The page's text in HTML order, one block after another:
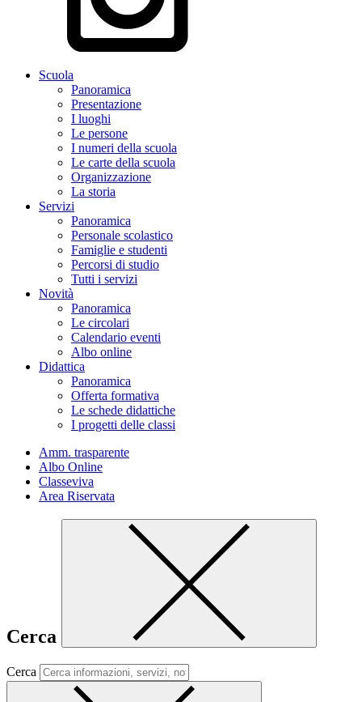
Scuola
Panoramica
Presentazione
I luoghi
Le persone
I numeri della scuola
Le carte della scuola
Organizzazione
La storia
Servizi
Panoramica
Personale scolastico
Famiglie e studenti
Percorsi di studio
Tutti i servizi
Novità
Panoramica
Le circolari
Calendario eventi
Albo online
Didattica
Panoramica
Offerta formativa
Le schede didattiche
I progetti delle classi
Amm. trasparente
Albo Online
Classeviva
Area Riservata
Cerca
Cerca